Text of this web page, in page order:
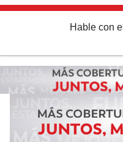
Hable con el